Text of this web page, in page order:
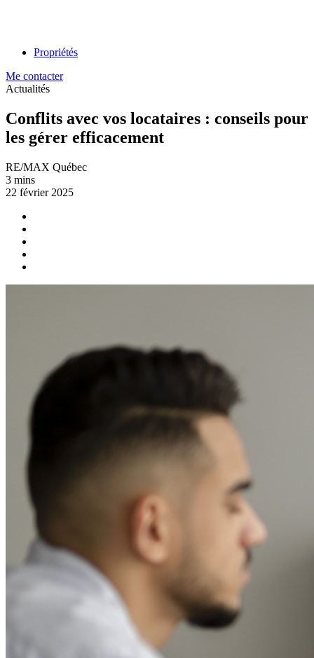
Propriétés
Me contacter
Actualités
Conflits avec vos locataires : conseils pour
les gérer efficacement
RE/MAX Québec
3 mins
22 février 2025